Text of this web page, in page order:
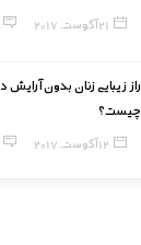
21 آگوست, 2017
راز زیبایی زنان بدون آرایش
چیست؟
12 آگوست, 2017